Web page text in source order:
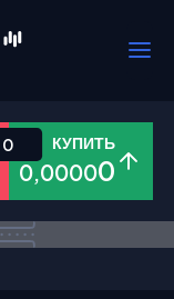
Металлы
КУПИТЬ
0,00000
0